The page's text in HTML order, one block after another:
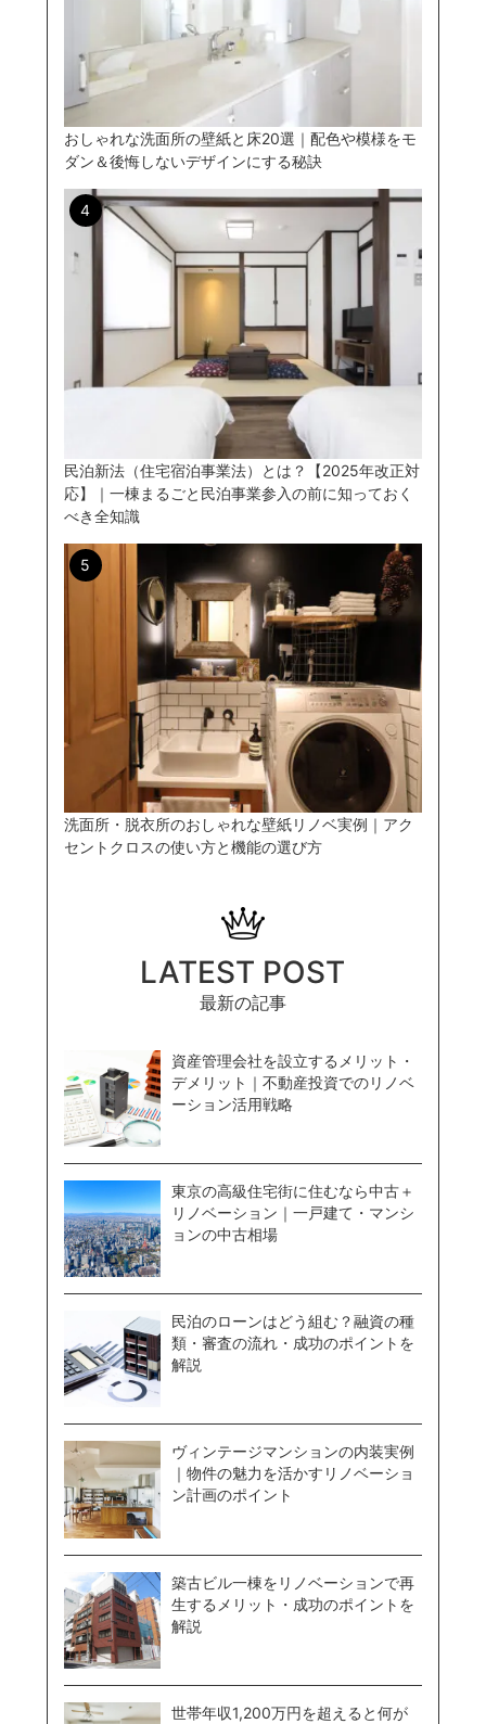
おしゃれな洗面所の壁紙と床20選｜配色や模様をモ
ダン＆後悔しないデザインにする秘訣
民泊新法（住宅宿泊事業法）とは？【2025年改正対
応】｜一棟まるごと民泊事業参入の前に知っておく
べき全知識
洗面所・脱衣所のおしゃれな壁紙リノベ実例｜アク
セントクロスの使い方と機能の選び方
LATEST POST
最新の記事
資産管理会社を設立するメリット・
デメリット｜不動産投資でのリノベ
ーション活用戦略
東京の高級住宅街に住むなら中古＋
リノベーション｜一戸建て・マンシ
ョンの中古相場
民泊のローンはどう組む？融資の種
類・審査の流れ・成功のポイントを
解説
ヴィンテージマンションの内装実例
｜物件の魅力を活かすリノベーショ
ン計画のポイント
築古ビル一棟をリノベーションで再
生するメリット・成功のポイントを
解説
世帯年収1,200万円を超えると何が